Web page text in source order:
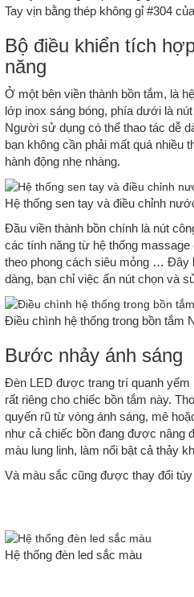
Tay vịn bằng thép không gỉ #304
Bộ điều khiển tích
năng
Ở một bên viền thành bồn tắm, là
lớp inox sáng bóng, phía dưới là
Người sử dụng có thể thao tác dễ
bạn không cần phải mất quá nhiều
hành động nhẹ nhàng.
Hệ thống sen tay và điều chỉnh
Đầu viền thành bồn chính là nút
các tính năng từ hệ thống
theo phong cách siêu mỏng … Đây
dàng, bạn chỉ việc ấn nút chọn và
Điều chình hệ thống trong bồn tắm
Bước nhảy ánh sáng
Đèn LED được trang trí quanh yếm
rất riêng cho chiếc bồn tắm này.
quyến rũ từ vòng ánh sáng, mê
như cả chiếc bồn đang được nâng
màu lung linh, làm nổi bật cả thảy
Và màu sắc cũng được thay đổi
Hệ thống đèn led sắc màu